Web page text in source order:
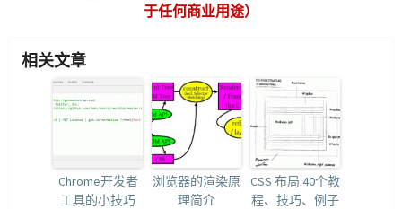
于任何商业用途）
相关文章
Chrome开发者
工具的小技巧
浏览器的渲染原
理简介
CSS 布局:40个教
程、技巧、例子